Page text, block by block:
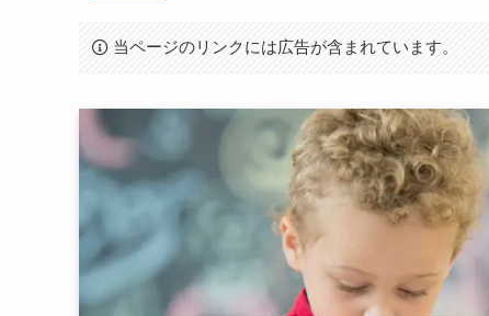
当ページのリンクには広告が含まれています。